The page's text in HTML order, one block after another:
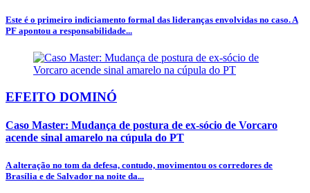
Este é o primeiro indiciamento formal das lideranças envolvidas no caso. A
PF apontou a responsabilidade...
EFEITO DOMINÓ
Caso Master: Mudança de postura de ex-sócio de Vorcaro
acende sinal amarelo na cúpula do PT
A alteração no tom da defesa, contudo, movimentou os corredores de
Brasília e de Salvador na noite da...